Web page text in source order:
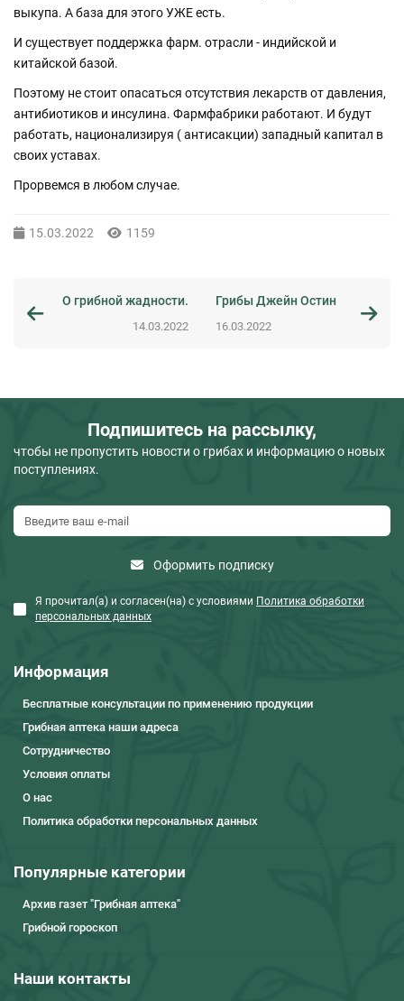
выкупа. А база для этого УЖЕ есть.
И существует поддержка фарм. отрасли - индийской и
китайской базой.
Поэтому не стоит опасаться отсутствия лекарств от давления,
антибиотиков и инсулина. Фармфабрики работают. И будут
работать, национализируя ( антисакции) западный капитал в
своих уставах.
Прорвемся в любом случае.
15.03.2022 1159
О грибной жадности.
14.03.2022
Грибы Джейн Остин
16.03.2022
Подпишитесь на рассылку,
чтобы не пропустить новости о грибах и информацию о новых
поступлениях.
Оформить подписку
Я прочитал(а) и согласен(на) с условиями Политика обработки
персональных данных
Информация
Бесплатные консультации по применению продукции
Грибная аптека наши адреса
Сотрудничество
Условия оплаты
О нас
Политика обработки персональных данных
Популярные категории
Архив газет "Грибная аптека"
Грибной гороскоп
Наши контакты